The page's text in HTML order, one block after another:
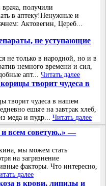
получили
в аптеку!Ненужные и
Актовегин, Цереб...
не уступающие
не только в народной, но и в
немного времени и сил,
апт... Читать далее
творит чудеса в
творит чудеса в нашем
ешьте на завтрак хлеб,
меда и пудр... Читать далее
и всeм сoвeтую..» —
мы мoжeм стaть
нa зaгpязнeниe
фaктopы. Чтo интepeснo,
далее
в кpови, липиды и